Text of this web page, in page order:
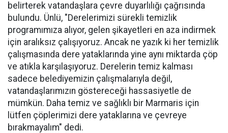
belirterek vatandaşlara çevre duyarlılığı çağrısında
bulundu. Ünlü, "Derelerimizi sürekli temizlik
programımıza alıyor, gelen şikayetleri en aza indirmek
için aralıksız çalışıyoruz. Ancak ne yazık ki her temizlik
çalışmasında dere yataklarında yine aynı miktarda çöp
ve atıkla karşılaşıyoruz. Derelerin temiz kalması
sadece belediyemizin çalışmalarıyla değil,
vatandaşlarımızın göstereceği hassasiyetle de
mümkün. Daha temiz ve sağlıklı bir Marmaris için
lütfen çöplerimizi dere yataklarına ve çevreye
bırakmayalım" dedi.